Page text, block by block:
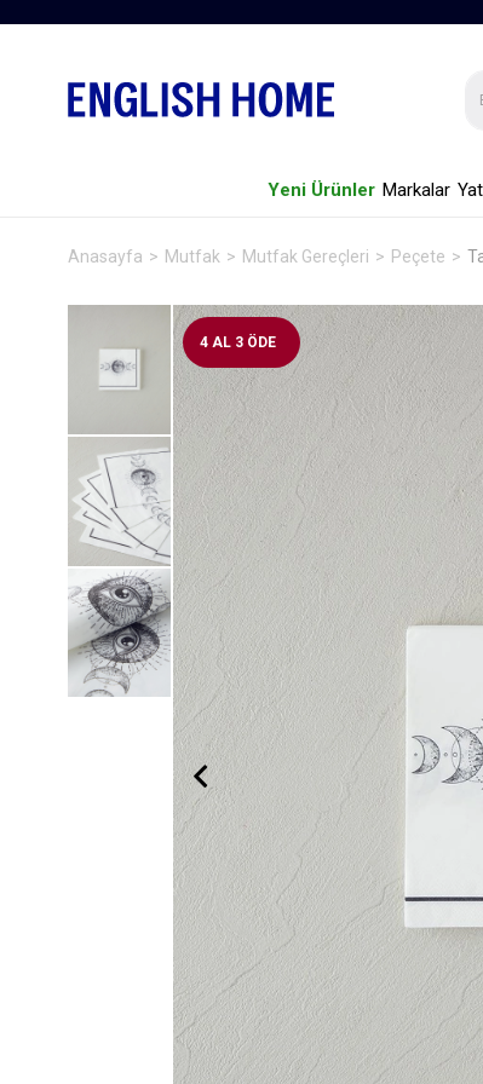
Yeni Ürünler Markalar
Anasayfa Mutfak Mutfak Gereçleri Peçete
4 AL 3 ÖDE